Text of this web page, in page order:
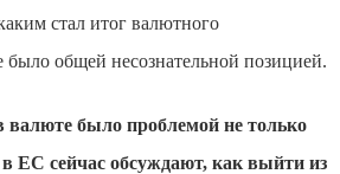
стал итог валютного
было общей несознательной позицией.
валюте было проблемой не только
ЕС сейчас обсуждают, как выйти из